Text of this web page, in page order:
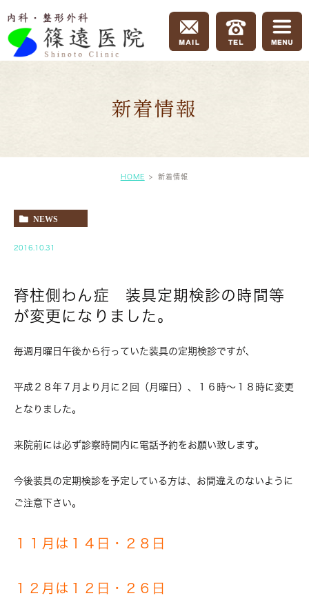
新着情報
HOME 新着情報
NEWS
2016.10.31
脊柱側わん症 装具定期検診の時間等
が変更になりました。
毎週月曜日午後から行っていた装具の定期検診ですが、
平成２８年７月より月に２回（月曜日）、１６時〜１８時に変更
となりました。
来院前には必ず診察時間内に電話予約をお願い致します。
今後装具の定期検診を予定している方は、お間違えのないように
ご注意下さい。
１１月は１４日・２８日
１２月は１２日・２６日